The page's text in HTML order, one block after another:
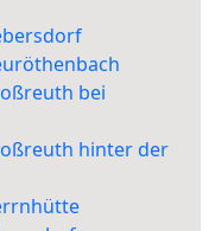
bei
hinter der